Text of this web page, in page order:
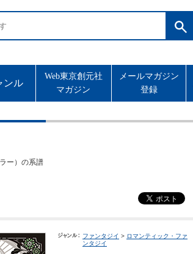
ンル
Web東京創元社
マガジン
メールマガジン
登録
ー）の系譜
ファンタジイ > ロマンティック・ファ
ンタジイ